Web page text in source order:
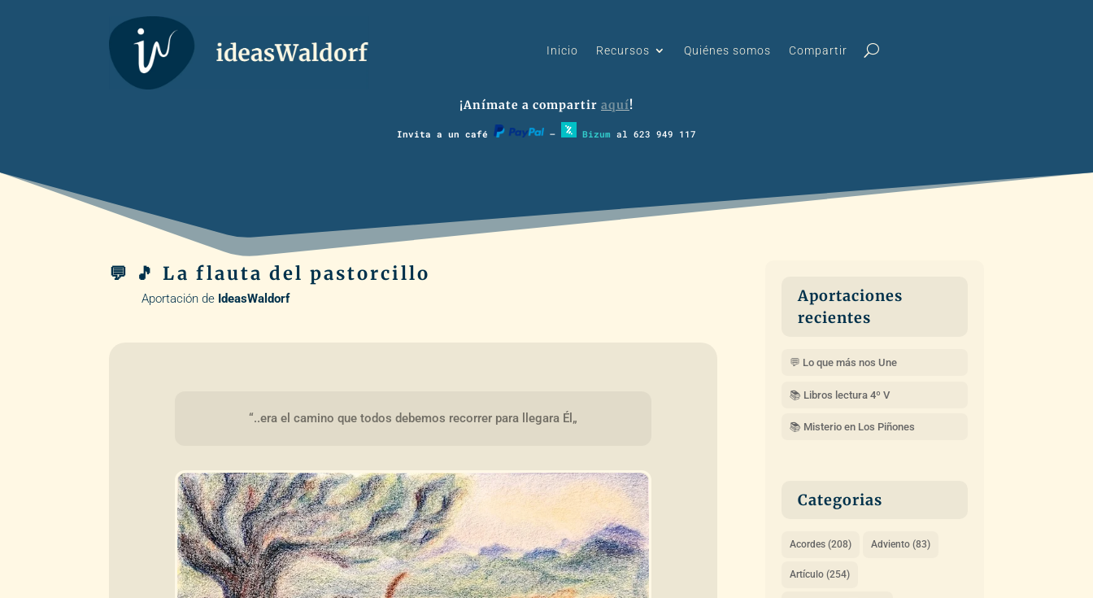
Inicio Recursos Quiénes somos Compartir
¡Anímate a compartir aquí!
Invita a un café – Bizum al 623 949 117
💬 🎵 La flauta del pastorcillo
Aportación de IdeasWaldorf
“..era el camino que todos debemos recorrer para llegara Él„
Aportaciones
recientes
💬 Lo que más nos Une
📚 Libros lectura 4º V
📚 Misterio en Los Piñones
Categorias
Acordes(208) Adviento(83)
Artículo(254)